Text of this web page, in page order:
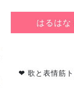
はるは
❤ 歌と表情筋